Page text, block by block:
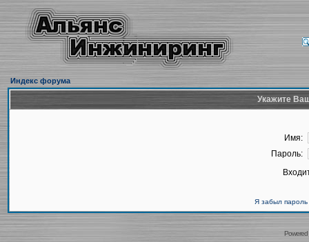
Индекс форума
Укажите
Имя:
Пароль:
Я забыл пароль